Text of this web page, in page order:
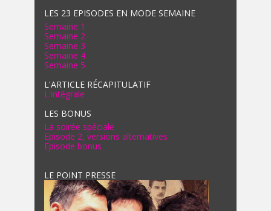
LES 23 EPISODES EN MODE SEMAINE
Semaine 1
Semaine 2
Semaine 3
Semaine 4
Semaine 5
L'ARTICLE RÉCAPITULATIF
L'intégrale
LES BONUS
La soirée spéciale
Episode 2, versions alternatives
Episode bonus
LE POINT PRESSE